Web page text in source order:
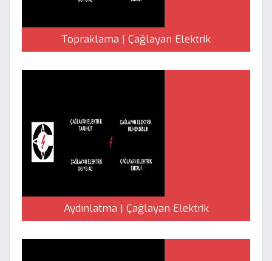
Topraklama | Çağlayan Elektrik
Aydınlatma | Çağlayan Elektrik